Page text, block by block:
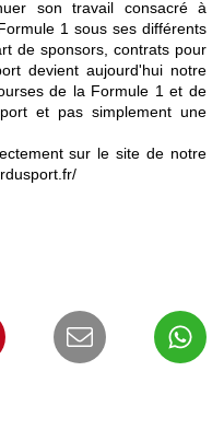
son travail consacré à
1 sous ses différents
de sponsors, contrats pour
devient aujourd'hui notre
de la Formule 1 et de
et pas simplement une
sur le site de notre